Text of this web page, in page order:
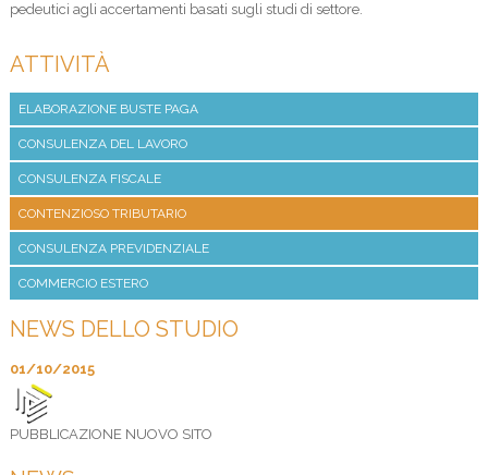
pe­deu­tici agli accer­ta­menti basati sugli studi di settore.
ATTIVITÀ
ELABORAZIONE BUSTE PAGA
CONSULENZA DEL LAVORO
CONSULENZA FISCALE
CONTENZIOSO TRIBUTARIO
CONSULENZA PREVIDENZIALE
COMMERCIO ESTERO
NEWS DELLO STUDIO
01/10/2015
PUBBLICAZIONE NUOVO SITO